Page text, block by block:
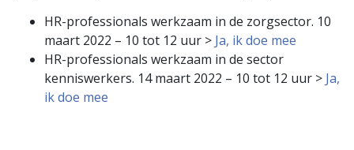
HR-professionals werkzaam in de zorgsector. 10
maart 2022 – 10 tot 12 uur > Ja, ik doe mee
HR-professionals werkzaam in de sector
kenniswerkers. 14 maart 2022 – 10 tot 12 uur > Ja,
ik doe mee